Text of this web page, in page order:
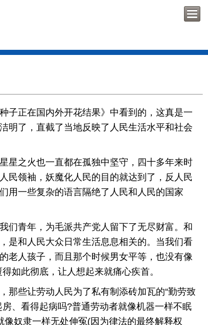
正在国内外开花结果》中看到的，这真是一
明了，直截了当地反映了人民生活水平和社会
之火也一直都在孤独中坚守，四十多年来时
民领袖，妖魔化人民的目的就达到了，反人民
用一些复杂的语言隔绝了人民和人民的国家
青年，为毛派共产党人留下了无尽财富。和
是和人民大众日常生活息息相关的。当我们看
老人孩子，而且那个时候男女平等，也没有像
如此彻底，让人想起来就痛心疾首。
那些让劳动人民为了私有制添砖加瓦的“勤劳致
、看得起病吗?普通劳动者就像机器一样不眠
奴隶一样无处伸冤(因为律法的最终解释权